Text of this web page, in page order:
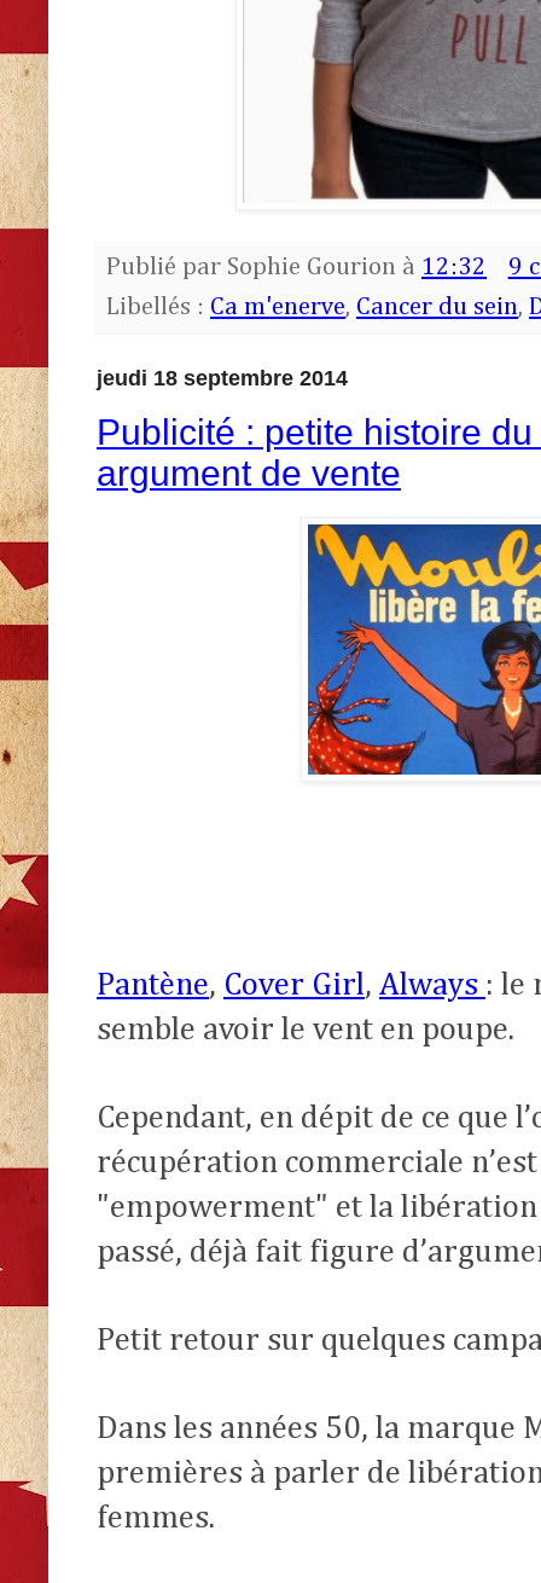
Publié par Sophie Gourion à 12:32
9
Libellés : Ca m'enerve, Cancer du sein,
jeudi 18 septembre 2014
Publicité : petite histoire
argument de vente
Pantène, Cover Girl, Always : le
semble avoir le vent en poupe.
Cependant, en dépit de ce que
récupération commerciale n’est
"empowerment" et la
passé, déjà fait figure
Petit retour sur quelques
Dans les années 50, la marque
premières à parler de
femmes.